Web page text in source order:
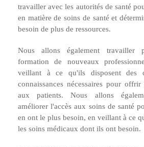
travailler avec les autorités de santé
en matière de soins de santé et
besoin de plus de ressources.
Nous allons également travailler
formation de nouveaux
veillant à ce qu'ils disposent des
connaissances nécessaires pour
aux patients. Nous allons
améliorer l'accès aux soins de santé
en ont le plus besoin, en veillant à ce
les soins médicaux dont ils ont besoin.